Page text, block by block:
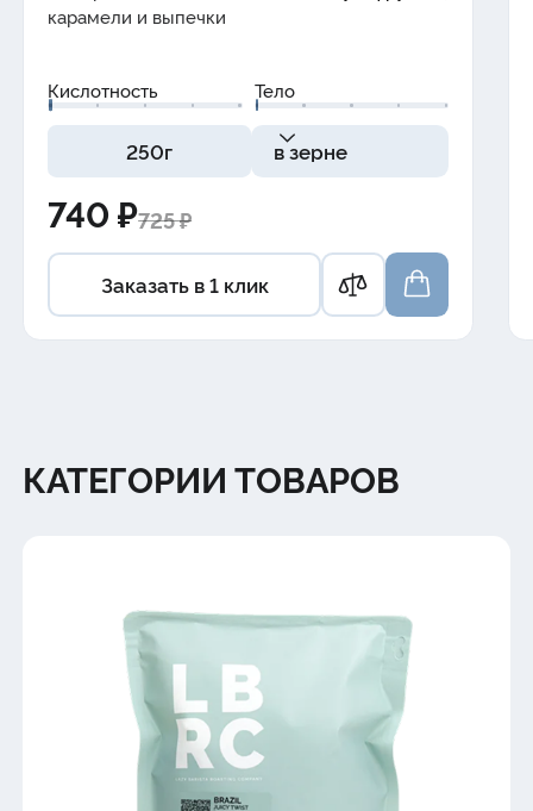
карамели и выпечки
Кислотность Тело
250г в зерне
740 ₽725 ₽
Заказать в 1 клик
КАТЕГОРИИ ТОВАРОВ